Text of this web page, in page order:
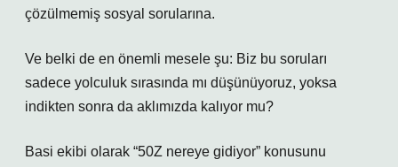
çözülmemiş sosyal sorularına.
Ve belki de en önemli mesele şu: Biz bu soruları
sadece yolculuk sırasında mı düşünüyoruz, yoksa
indikten sonra da aklımızda kalıyor mu?
Basi ekibi olarak “50Z nereye gidiyor” konusunu